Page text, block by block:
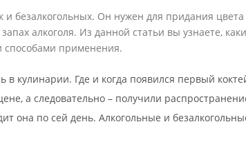
безалкогольных. Он нужен для придания
алкоголя. Из данной статьи вы узнаете,
способами применения.
кулинарии. Где и когда появился первый
а следовательно – получили
она по сей день. Алкогольные и